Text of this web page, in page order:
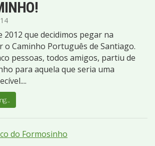
2012 que decidimos pegar na
o Caminho Português de Santiago.
pessoas, todos amigos, partiu de
para aquela que seria uma